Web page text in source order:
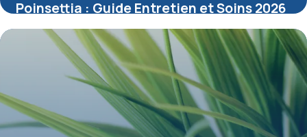
Poinsettia : Guide Entretien et Soins 2026
15 mai 2026